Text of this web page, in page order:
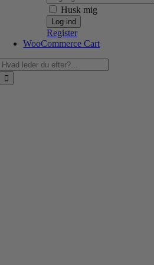
Husk mig
Register
WooCommerce Cart